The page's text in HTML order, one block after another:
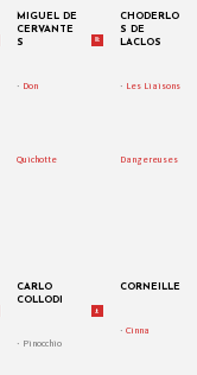
MIGUEL DE
CERVANTE
S
• Don
Quichotte
CHODERLO
S DE
LACLOS
• Les Liaisons
Dangereuses
CARLO
COLLODI
• Pinocchio
CORNEILLE
• Cinna